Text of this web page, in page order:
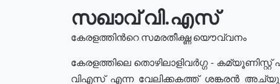
സഖാവ് വി.എസ്
കേരളത്തിൻറെ സമരതീക്ഷ്ണ യൌവ്വനം
കേരളത്തിലെ തൊഴിലാളിവർഗ്ഗ -
വിഎസ് എന്ന വേലിക്കകത്ത് ശങ്കരൻ